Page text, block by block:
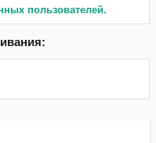
пользователей.